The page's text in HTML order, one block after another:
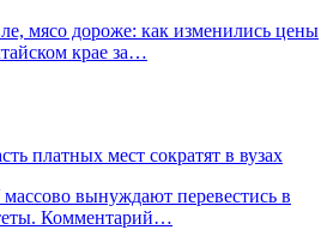
мясо дороже: как изменились цены
крае за…
платных мест сократят в вузах
вынуждают перевестись в
Комментарий…